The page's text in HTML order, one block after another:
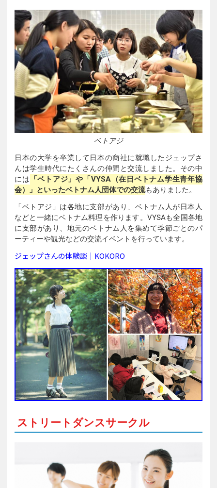
ベトアジ
日本の大学を卒業して日本の商社に就職したジェップさ
んは学生時代にたくさんの仲間と交流しました。その中
には 「ベトアジ」や「VYSA（在日ベトナム学生青年協
会）」といったベトナム人団体での交流もありました。
「ベトアジ」は各地に支部があり、ベトナム人が日本人
などと一緒にベトナム料理を作ります。VYSAも全国各地
に支部があり、地元のベトナム人を集めて季節ごとのパ
ーティーや観光などの交流イベントを行っています。
ジェップさんの体験談｜KOKORO
ストリートダンスサークル